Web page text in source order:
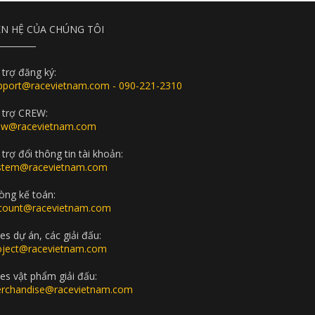
HỆ CỦA CHÚNG TÔI
trợ đăng ký:
- 090-221-2310
CREW:
trợ đổi thông tin tài khoản:
kế toán:
dự án, các giải đấu:
vật phẩm giải đấu: